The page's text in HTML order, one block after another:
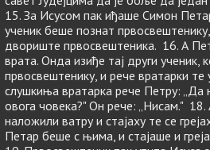
15. За Исусом пак иђаше Симон
ученик беше познат
двориште првосвештеника. 16. А
врата. Онда изиђе тај други ученик,
првосвештенику, и рече вратарки
слушкиња вратарка рече Петру: „Да
овога човека?" Он рече: „Нисам."
наложили ватру и стајаху те се
Петар беше с њима, и стајаше и